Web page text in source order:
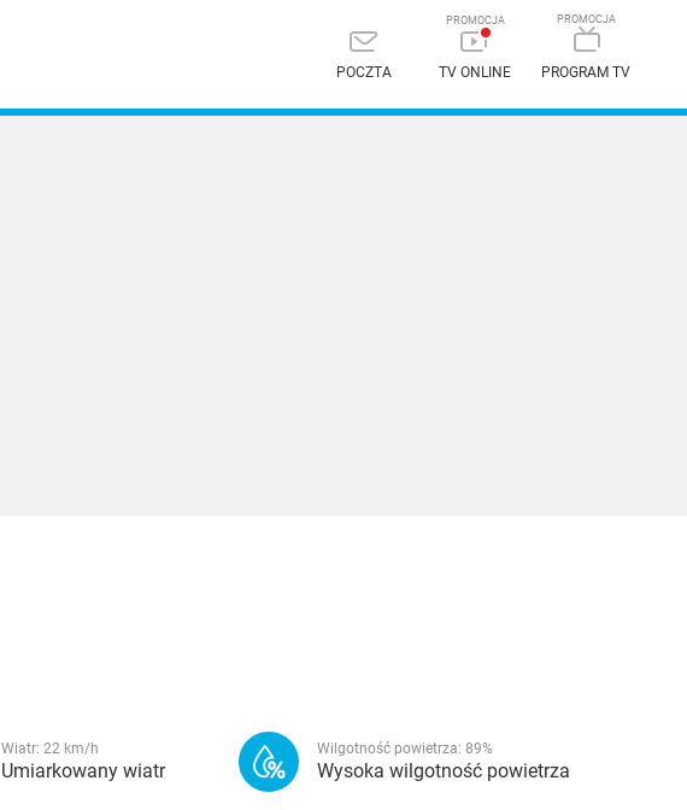
POCZTA TV ONLINE PROGRAM TV
Wiatr: 22 km/h
Umiarkowany wiatr
Wilgotność powietrza: 89%
Wysoka wilgotność powietrza